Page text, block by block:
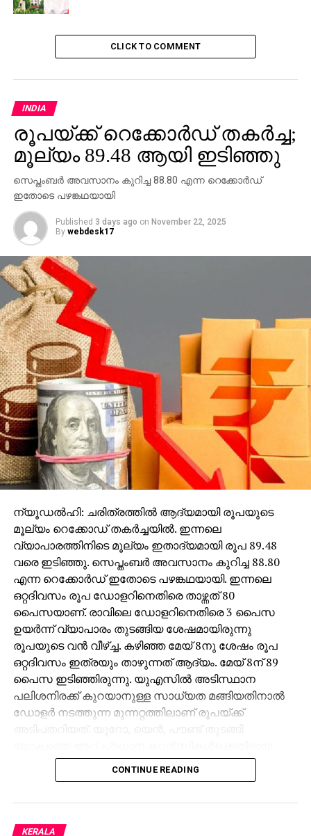
RELATED TOPICS:
പന്നി പ്രയോഗം: കൈകൂപ്പി മാപ്പിരന്ന് എന്‍.
തന്റെ പ്രചോദനം അശ്വിനെന്ന് പാക് ക്രിക്കറ്റര്‍
CLICK TO COMMENT
INDIA
രൂപയ്ക്ക് റെക്കോര്‍ഡ് തകര്‍ച്ച;
മൂല്യം 89.48 ആയി ഇടിഞ്ഞു
സെപ്തംബര്‍ അവസാനം കുറിച്ച 88.80 എന്ന റെക്കോര്‍ഡ്
ഇതോടെ പഴങ്കഥയായി
Published 3 days ago on November 22, 2025
By webdesk17
ന്യൂഡല്‍ഹി: ചരിത്രത്തില്‍ ആദ്യമായി രൂപയുടെ
മൂല്യം റെക്കോഡ് തകര്‍ച്ചയില്‍. ഇന്നലെ
വ്യാപാരത്തിനിടെ മൂല്യം ഇതാദ്യമായി രൂപ 89.48
വരെ ഇടിഞ്ഞു. സെപ്തംബര്‍ അവസാനം കുറിച്ച 88.80
എന്ന റെക്കോര്‍ഡ് ഇതോടെ പഴങ്കഥയായി. ഇന്നലെ
ഒറ്റദിവസം രൂപ ഡോളറിനെതിരെ താഴ്ന്നത് 80
പൈസയാണ്. രാവിലെ ഡോളറിനെതിരെ 3 പൈസ
ഉയര്‍ന്ന് വ്യാപാരം തുടങ്ങിയ ശേഷമായിരുന്നു
രൂപയുടെ വന്‍ വീഴ്ച്ച. കഴിഞ്ഞ മേയ് 8നു ശേഷം രൂപ
ഒറ്റദിവസം ഇത്രയും താഴുന്നത് ആദ്യം. മേയ് 8ന് 89
പൈസ ഇടിഞ്ഞിരുന്നു. യുഎസില്‍ അടിസ്ഥാന
പലിശനിരക്ക് കുറയാനുള്ള സാധ്യത മങ്ങിയതിനാല്‍
ഡോളര്‍ നടത്തുന്ന മുന്നറ്റത്തിലാണ് രൂപയ്ക്ക്
യു.എസ് ഡോളര്‍ ഇന്‍ഡക്‌സ് ഏതാനും ദിവസങ്ങള്‍ക്ക്
മുമ്പുവരെ 98ല്‍ ആയിരുന്നത് ഇപ്പോള്‍ 100ന്
പലിശനിരക്ക് കുറയ്ക്കാന്‍ സാധ്യത ഇല്ല. ഇന്ത്യന്‍
CONTINUE READING
KERALA